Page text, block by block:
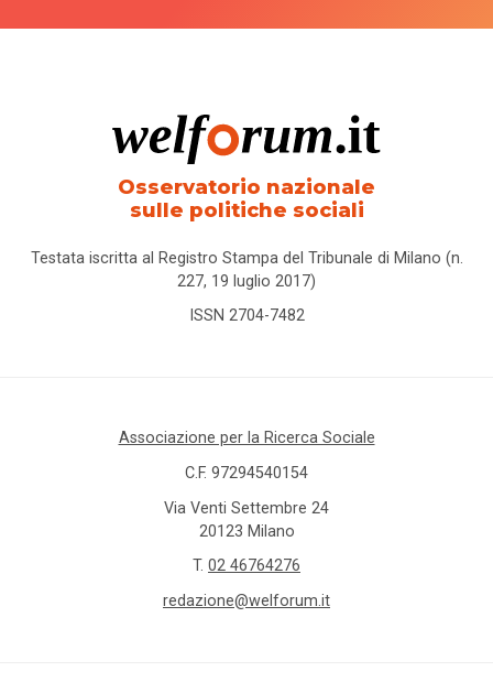
Osservatorio nazionale
sulle politiche sociali
Testata iscritta al Registro Stampa del Tribunale di Milano (n.
227, 19 luglio 2017)
ISSN 2704-7482
Associazione per la Ricerca Sociale
C.F. 97294540154
Via Venti Settembre 24
20123 Milano
T. 02 46764276
redazione@welforum.it